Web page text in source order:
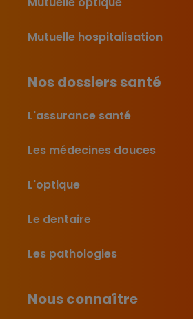
Mutuelle hospitalisation
Nos dossiers santé
L'assurance santé
Les médecines douces
L'optique
Le dentaire
Les pathologies
Nous connaître